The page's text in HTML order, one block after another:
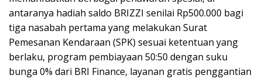
antaranya hadiah saldo BRIZZI senilai Rp500.000 bagi
tiga nasabah pertama yang melakukan Surat
Pemesanan Kendaraan (SPK) sesuai ketentuan yang
berlaku, program pembiayaan 50:50 dengan suku
bunga 0% dari BRI Finance, layanan gratis penggantian